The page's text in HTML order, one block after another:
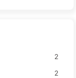
2
2